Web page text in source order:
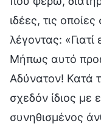
ιδέες, τις
λέγοντας: «Γιατί
Μήπως αυτό
Αδύνατον! Κατά
σχεδόν ίδιος με
συνηθισμένος